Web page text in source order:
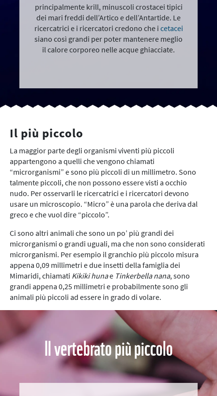
principalmente krill, minuscoli crostacei tipici
dei mari freddi dell’Artico e dell’Antartide. Le
ricercatrici e i ricercatori credono che i cetacei
siano così grandi per poter mantenere meglio
il calore corporeo nelle acque ghiacciate.
Il più piccolo
La maggior parte degli organismi viventi più piccoli
appartengono a quelli che vengono chiamati
“microrganismi” e sono più piccoli di un millimetro. Sono
talmente piccoli, che non possono essere visti a occhio
nudo. Per osservarli le ricercatrici e i ricercatori devono
usare un microscopio. “Micro” è una parola che deriva dal
greco e che vuol dire “piccolo”.
Ci sono altri animali che sono un po’ più grandi dei
microrganismi o grandi uguali, ma che non sono considerati
microrganismi. Per esempio il granchio più piccolo misura
appena 0,09 millimetri e due insetti della famiglia dei
Mimaridi, chiamati Kikiki hunae Tinkerbella nana, sono
grandi appena 0,25 millimetri e probabilmente sono gli
animali più piccoli ad essere in grado di volare.
Il vertebrato più piccolo